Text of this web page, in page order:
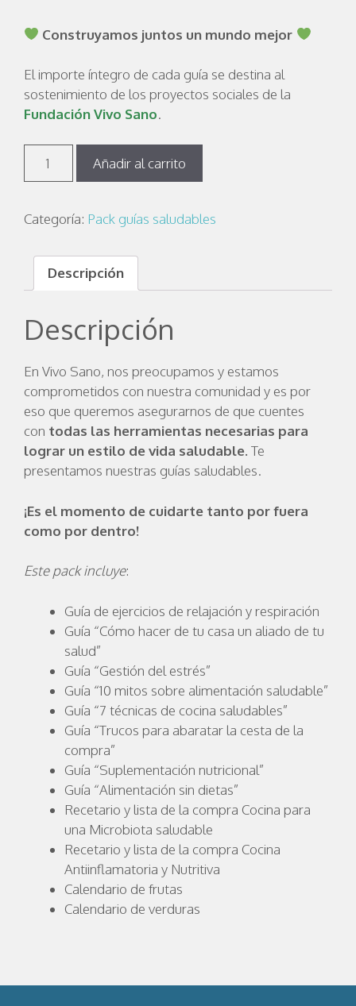
Construyamos juntos un mundo mejor
El importe íntegro de cada guía se destina al
sostenimiento de los proyectos sociales de la
Fundación Vivo Sano.
Añadir al carrito
Categoría: Pack guías saludables
Descripción
Descripción
En Vivo Sano, nos preocupamos y estamos
comprometidos con nuestra comunidad y es por
eso que queremos asegurarnos de que cuentes
con todas las herramientas necesarias para
lograr un estilo de vida saludable. Te
presentamos nuestras guías saludables.
¡Es el momento de cuidarte tanto por fuera
como por dentro!
Este pack incluye:
Guía de ejercicios de relajación y respiración
Guía “Cómo hacer de tu casa un aliado de tu
salud”
Guía “Gestión del estrés”
Guía “10 mitos sobre alimentación saludable”
Guía “7 técnicas de cocina saludables”
Guía “Trucos para abaratar la cesta de la
compra”
Guía “Suplementación nutricional”
Guía “Alimentación sin dietas”
Recetario y lista de la compra Cocina para
una Microbiota saludable
Recetario y lista de la compra Cocina
Antiinflamatoria y Nutritiva
Calendario de frutas
Calendario de verduras